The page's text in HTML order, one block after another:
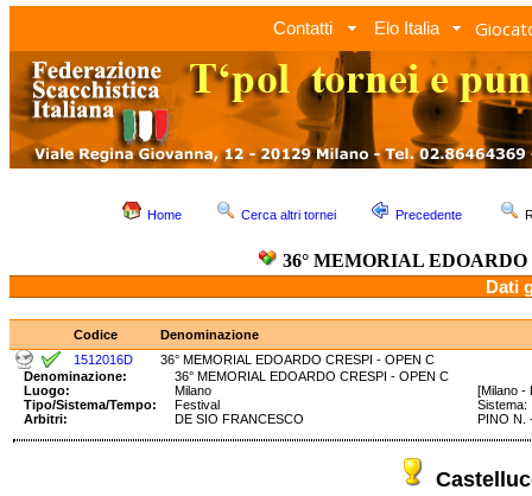
Contatti Elo Italia
Home Cerca altri tornei Precedente
36° MEMORIAL EDOARDO
Dati
Codice
Denominazione
1512016D
36° MEMORIAL EDOARDO CRESPI - OPEN C
Denominazione:
36° MEMORIAL EDOARDO CRESPI - OPEN C
Luogo:
Milano
[Milano -
Tipo/Sistema/Tempo:
Festival
Arbitri:
DE SIO FRANCESCO PINO N.